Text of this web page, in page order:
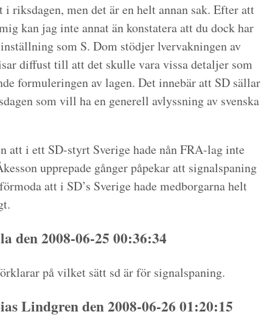
riksdagen, men det är en helt annan sak. Efter att
kan jag inte annat än konstatera att du dock har
som S. Dom stödjer lvervakningen av
diffust till att det skulle vara vissa detaljer som
formuleringen av lagen. Det innebär att SD sällar
som vill ha en generell avlyssning av svenska
att i ett SD-styrt Sverige hade nån FRA-lag inte
upprepade gånger påpekar att signalspaning
att i SD’s Sverige hade medborgarna helt
den 2008-06-25 00:36:34
på vilket sätt sd är för signalspaning.
Lindgren den 2008-06-26 01:20:15